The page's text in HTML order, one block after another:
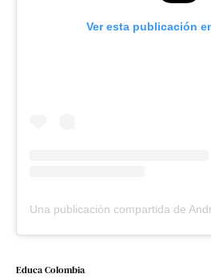
Ver esta publicación
Educa Colombia